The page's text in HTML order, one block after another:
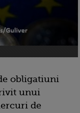
obligatiuni
unui
de